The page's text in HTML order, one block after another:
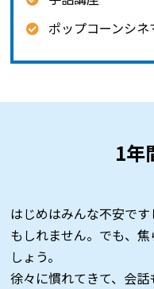
ポップコーンシネ
1年
はじめはみんな不安で
もしれません。でも、
しょう。
徐々に慣れてきて、会